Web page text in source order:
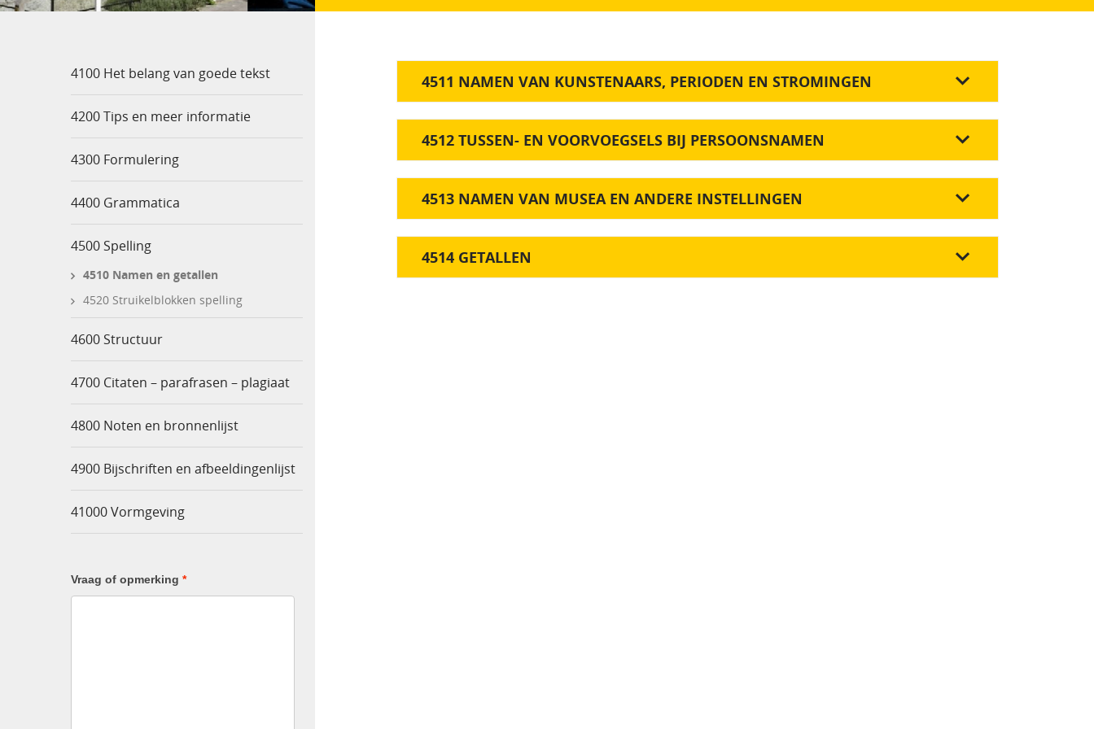
4100 Het belang van goede tekst
4200 Tips en meer informatie
4300 Formulering
4400 Grammatica
4500 Spelling
4510 Namen en getallen
4520 Struikelblokken spelling
4600 Structuur
4700 Citaten – parafrasen – plagiaat
4800 Noten en bronnenlijst
4900 Bijschriften en afbeeldingenlijst
41000 Vormgeving
Vraag of opmerking *
4511 NAMEN VAN KUNSTENAARS, PERIODEN EN STROMINGEN
4512 TUSSEN- EN VOORVOEGSELS BIJ PERSOONSNAMEN
4513 NAMEN VAN MUSEA EN ANDERE INSTELLINGEN
4514 GETALLEN